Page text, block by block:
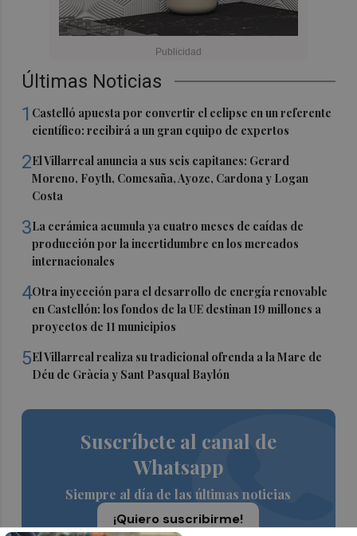
Últimas Noticias
1 Castelló apuesta por convertir el eclipse en un referente
científico: recibirá a un gran equipo de expertos
2El Villarreal anuncia a sus seis capitanes: Gerard
Moreno, Foyth, Comesaña, Ayoze, Cardona y Logan
Costa
3La cerámica acumula ya cuatro meses de caídas de
producción por la incertidumbre en los mercados
internacionales
4Otra inyección para el desarrollo de energía renovable
en Castellón: los fondos de la UE destinan 19 millones a
proyectos de 11 municipios
5El Villarreal realiza su tradicional ofrenda a la Mare de
Déu de Gràcia y Sant Pasqual Baylón
Suscríbete al canal de
Whatsapp
Siempre al día de las últimas noticias
¡Quiero suscribirme!